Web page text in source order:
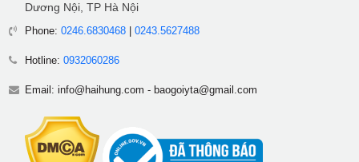
Dương Nội, TP Hà Nội
Phone: 0246.6830468| 0243.5627488
Hotline: 0932060286
Email: info@haihung.com - baogoiyta@gmail.com